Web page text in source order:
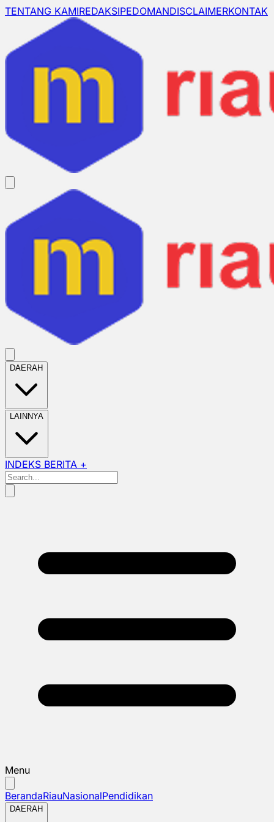
TENTANG KAMIREDAKSIPEDOMANDISCLAIMERKONTAK
DAERAH
LAINNYA
INDEKS BERITA +
Menu
BerandaRiauNasionalPendidikan
DAERAH